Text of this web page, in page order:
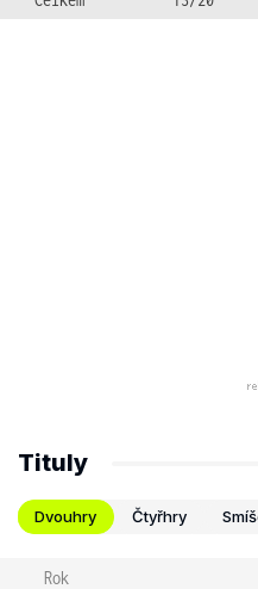
Tituly
Dvouhry Čtyřhry
Rok